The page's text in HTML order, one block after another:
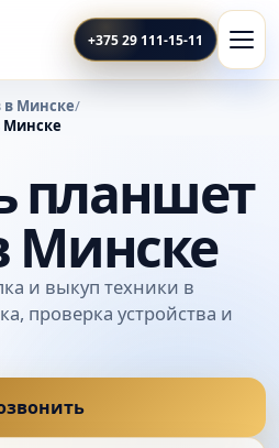
+375 29 111-15-11
в Минске/
Минске
планшет
Минске
и выкуп техники в
проверка устройства и